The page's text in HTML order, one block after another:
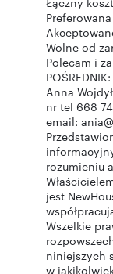
Wolne od
Polecam i
POŚREDNIK:
Anna
nr tel 668
email:
rozumieniu
jest
Wszelkie
niniejszych
w